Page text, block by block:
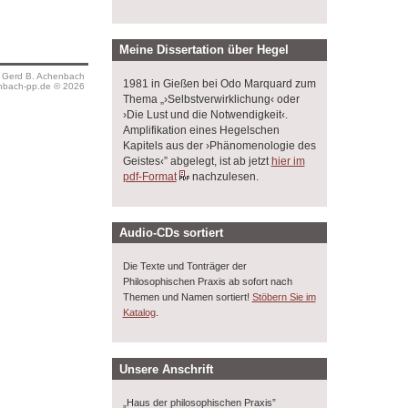
B. Achenbach
pp.de © 2026
Meine Dissertation über Hegel
1981 in Gießen bei Odo Marquard zum
Thema „›Selbstverwirklichung‹ oder
›Die Lust und die Notwendigkeit‹.
Amplifikation eines Hegelschen
Kapitels aus der ›Phänomenologie des
Geistes‹” abgelegt, ist ab jetzt hier im
pdf-Format
nachzulesen.
Audio-CDs sortiert
Die Texte und Tonträger der
Philosophischen Praxis ab sofort nach
Themen und Namen sortiert! Stöbern Sie im
Katalog.
Unsere Anschrift
„Haus der philosophischen Praxis”